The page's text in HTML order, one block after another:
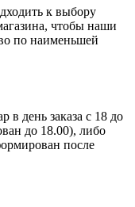
к выбору
чтобы наши
по наименьшей
в день заказа с 18 до
до 18.00), либо
после